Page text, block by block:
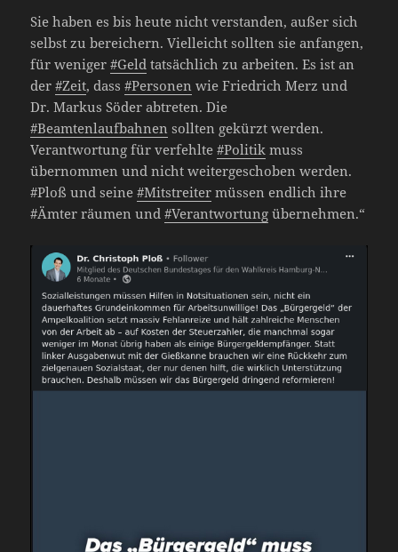
Sie haben es bis heute nicht verstanden, außer sich
selbst zu bereichern. Vielleicht sollten sie anfangen,
für weniger#Geld tatsächlich zu arbeiten. Es ist an
der#Zeit, dass#Personen wie Friedrich Merz und
Dr. Markus Söder abtreten. Die
#Beamtenlaufbahnen sollten gekürzt werden.
Verantwortung für verfehlte#Politik muss
übernommen und nicht weitergeschoben werden.
#Ploß und seine#Mitstreiter müssen endlich ihre
#Ämter räumen und#Verantwortung übernehmen.“